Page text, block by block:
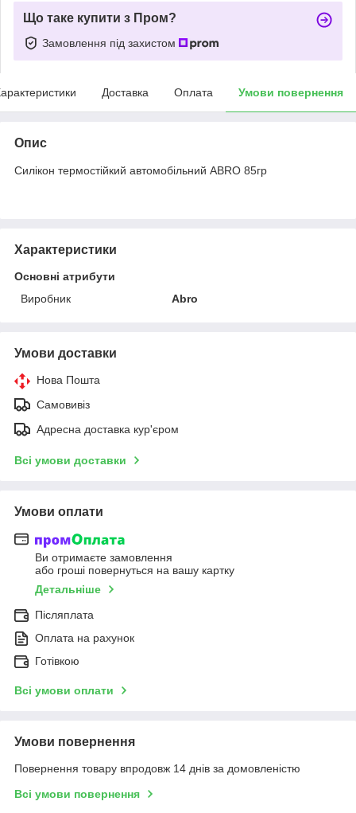
Що таке купити з Пром?
Замовлення під захистом
Доставка Оплата Умови повернення
Опис
Силікон термостійкий автомобільний ABRO 85гр
Характеристики
Основні атрибути
Виробник
Abro
Умови доставки
Нова Пошта
Самовивіз
Адресна доставка кур'єром
Всі умови доставки
Умови оплати
Ви отримаєте замовлення
або гроші повернуться на вашу картку
Детальніше
Післяплата
Оплата на рахунок
Готівкою
Всі умови оплати
Умови повернення
Повернення товару впродовж 14 днів за домовленістю
Всі умови повернення